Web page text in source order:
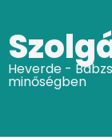
Heverde -
minőségben